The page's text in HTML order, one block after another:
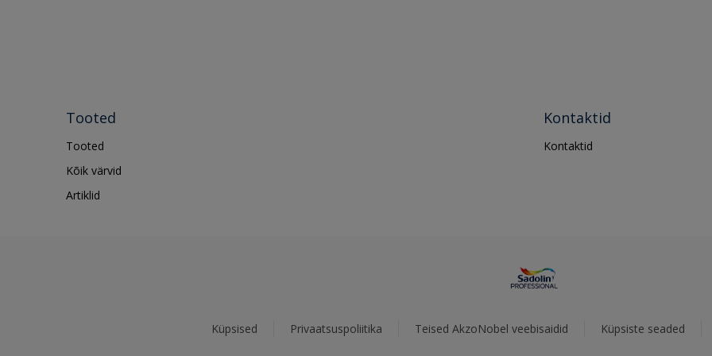
Tooted
Tooted
Kõik värvid
Artiklid
Kontaktid
Kontaktid
Küpsised Privaatsuspoliitika Teised AkzoNobel veebisaidid Küpsiste seaded